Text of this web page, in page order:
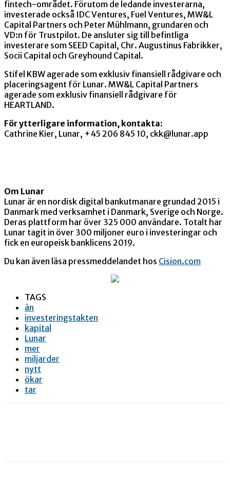
fintech-området. Förutom de ledande investerarna,
investerade också IDC Ventures, Fuel Ventures, MW&L
Capital Partners och Peter Mühlmann, grundaren och
VD:n för Trustpilot. De ansluter sig till befintliga
investerare som SEED Capital, Chr. Augustinus Fabrikker,
Socii Capital och Greyhound Capital.
Stifel KBW agerade som exklusiv finansiell rådgivare och
placeringsagent för Lunar. MW&L Capital Partners
agerade som exklusiv finansiell rådgivare för
HEARTLAND.
För ytterligare information, kontakta:
Cathrine Kier, Lunar, +45 206 845 10, ckk@lunar.app
Om Lunar
Lunar är en nordisk digital bankutmanare grundad 2015 i
Danmark med verksamhet i Danmark, Sverige och Norge.
Deras plattform har över 325 000 användare. Totalt har
Lunar tagit in över 300 miljoner euro i investeringar och
fick en europeisk banklicens 2019.
Du kan även läsa pressmeddelandet hos Cision.com
TAGS
än
investeringstakten
kapital
Lunar
mer
miljarder
nytt
ökar
tar